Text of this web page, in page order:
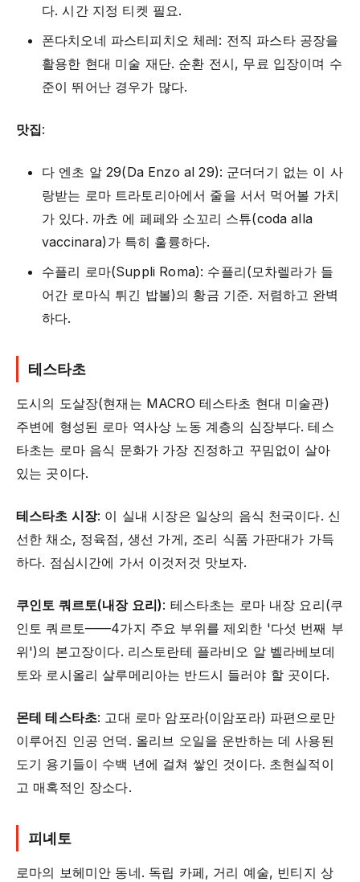
다. 시간 지정 티켓 필요.
폰다치오네 파스티피치오 체레: 전직 파스타 공장을
활용한 현대 미술 재단. 순환 전시, 무료 입장이며 수
준이 뛰어난 경우가 많다.
맛집:
다 엔초 알 29(Da Enzo al 29): 군더더기 없는 이 사
랑받는 로마 트라토리아에서 줄을 서서 먹어볼 가치
가 있다. 까쵸 에 페페와 소꼬리 스튜(coda alla
vaccinara)가 특히 훌륭하다.
수플리 로마(Suppli Roma): 수플리(모차렐라가 들
어간 로마식 튀긴 밥볼)의 황금 기준. 저렴하고 완벽
하다.
테스타초
도시의 도살장(현재는 MACRO 테스타초 현대 미술관)
주변에 형성된 로마 역사상 노동 계층의 심장부다. 테스
타초는 로마 음식 문화가 가장 진정하고 꾸밈없이 살아
있는 곳이다.
테스타초 시장: 이 실내 시장은 일상의 음식 천국이다. 신
선한 채소, 정육점, 생선 가게, 조리 식품 가판대가 가득
하다. 점심시간에 가서 이것저것 맛보자.
쿠인토 쿼르토(내장 요리): 테스타초는 로마 내장 요리(쿠
인토 쿼르토——4가지 주요 부위를 제외한 '다섯 번째 부
위')의 본고장이다. 리스토란테 플라비오 알 벨라베보데
토와 로시올리 살루메리아는 반드시 들러야 할 곳이다.
몬테 테스타초: 고대 로마 암포라(이암포라) 파편으로만
이루어진 인공 언덕. 올리브 오일을 운반하는 데 사용된
도기 용기들이 수백 년에 걸쳐 쌓인 것이다. 초현실적이
고 매혹적인 장소다.
피녜토
로마의 보헤미안 동네. 독립 카페, 거리 예술, 빈티지 상